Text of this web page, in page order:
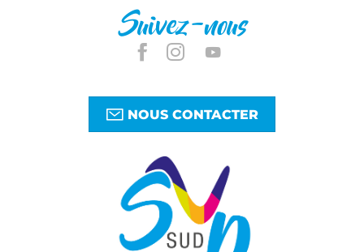
Suivez-nous
NOUS CONTACTER